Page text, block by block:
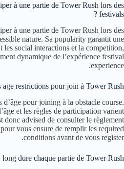
à une partie de Tower Rush lors des
festivals ?
à une partie de Tower Rush lors des
nature. Sa popularity garantit une
social interactions et la competition,
dynamique de l’expérience festival
experience.
restrictions pour join à Tower Rush ?
pour joining à la obstacle course.
et les règles de participation varient
donc advised de consulter le règlement
vous ensure de remplir les required
conditions avant de vous register.
dure chaque partie de Tower Rush ?